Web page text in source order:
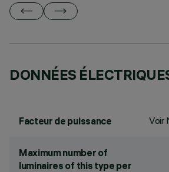
DONNÉES
Facteur de puissance Voir
Maximum number of
luminaires of this type per